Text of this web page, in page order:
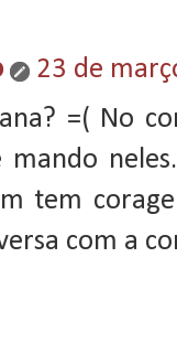
23 de
=( No
tem
com a